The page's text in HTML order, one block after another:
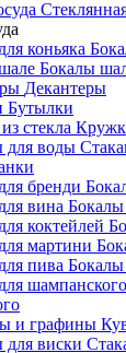
Бокалы
Декантеры
Бутылки
Бокалы
Бокалы